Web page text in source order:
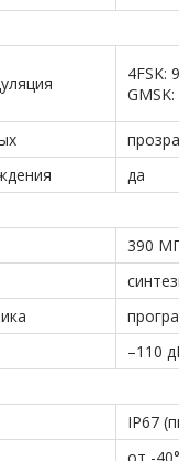
4FSK:
да
390
–110
IP67
Срок